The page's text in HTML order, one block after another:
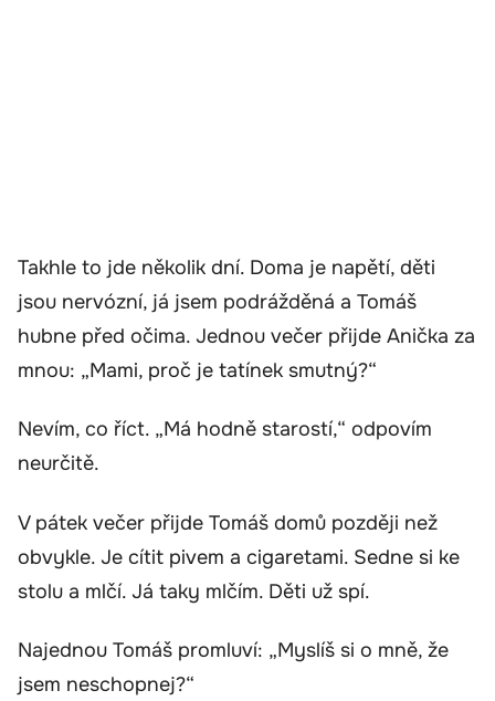
Takhle to jde několik dní. Doma je napětí, děti
jsou nervózní, já jsem podrážděná a Tomáš
hubne před očima. Jednou večer přijde Anička za
mnou: „Mami, proč je tatínek smutný?“
Nevím, co říct. „Má hodně starostí,“ odpovím
neurčitě.
V pátek večer přijde Tomáš domů později než
obvykle. Je cítit pivem a cigaretami. Sedne si ke
stolu a mlčí. Já taky mlčím. Děti už spí.
Najednou Tomáš promluví: „Myslíš si o mně, že
jsem neschopnej?“